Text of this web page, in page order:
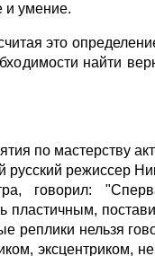
и умение.
это
найти
по мастерству
режиссер
говорил:
реплики нельзя
эксцентриком,